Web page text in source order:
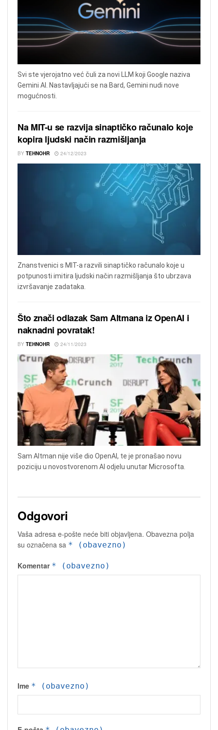
Svi ste vjerojatno već čuli za novi LLM koji Google naziva
Gemini AI. Nastavljajući se na Bard, Gemini nudi nove
mogućnosti.
Na MIT-u se razvija sinaptičko računalo koje
kopira ljudski način razmišljanja
BY TEHNOHR 24/12/2023
Znanstvenici s MIT-a razvili sinaptičko računalo koje u
potpunosti imitira ljudski način razmišljanja što ubrzava
izvršavanje zadataka.
Što znači odlazak Sam Altmana iz OpenAI i
naknadni povratak!
BY TEHNOHR 24/11/2023
Sam Altman nije više dio OpenAI, te je pronašao novu
poziciju u novostvorenom AI odjelu unutar Microsofta.
Odgovori
Vaša adresa e-pošte neće biti objavljena. Obavezna polja
su označena sa * (obavezno)
Komentar * (obavezno)
Ime * (obavezno)